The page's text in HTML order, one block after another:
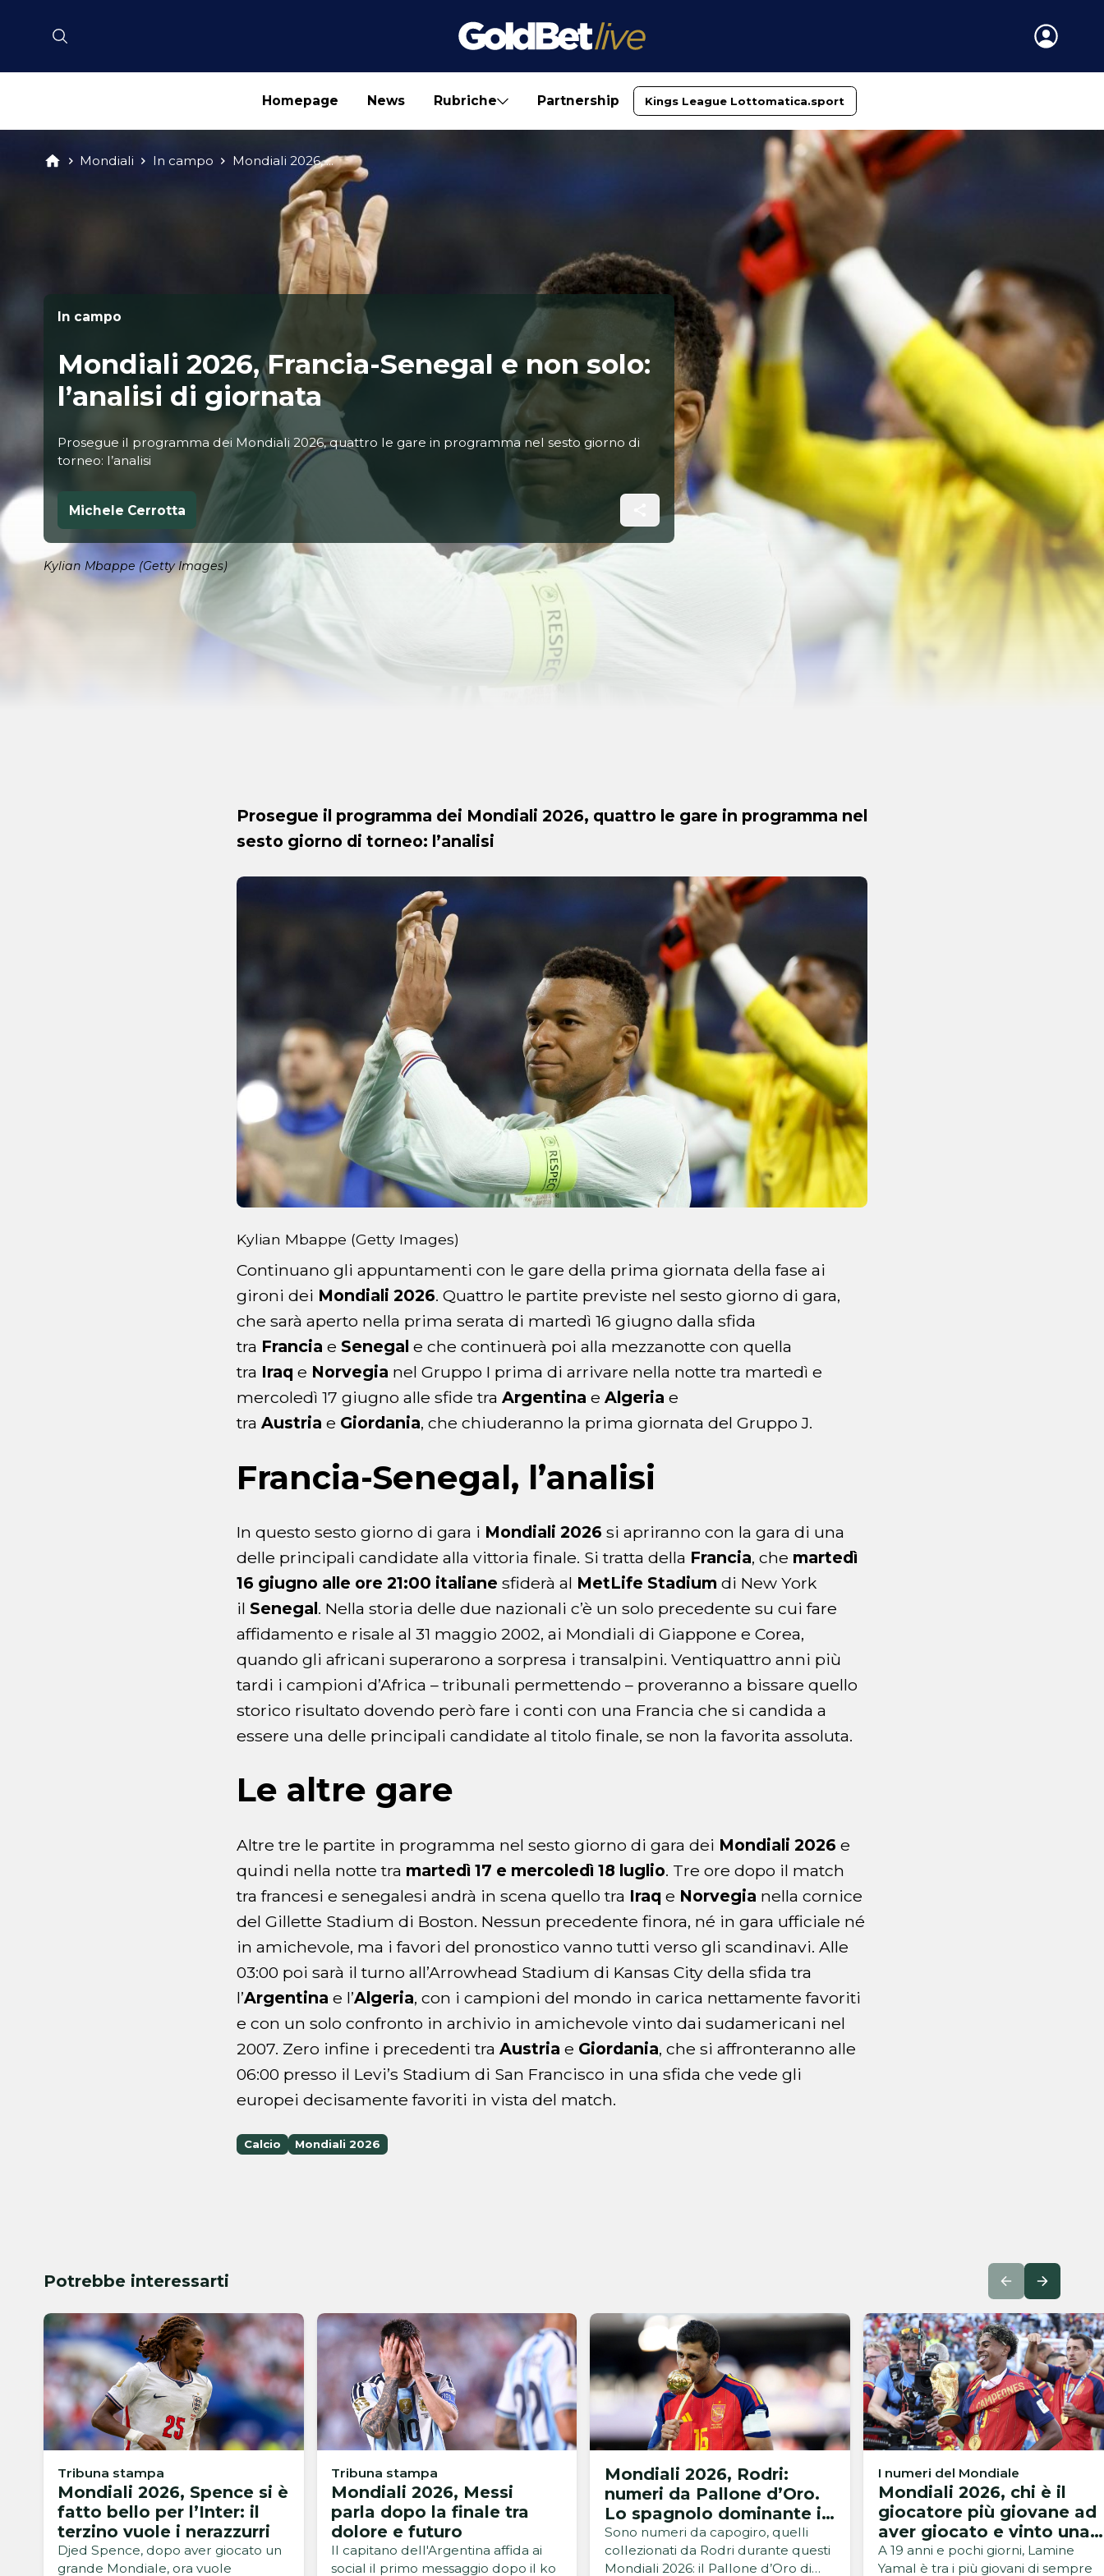
Homepage News Rubriche Partnership Kings League Lottomatica.sport
Mondiali In campo Mondiali 2026, ...
In campo
Mondiali 2026, Francia-Senegal e non solo:
l’analisi di giornata
Prosegue il programma dei Mondiali 2026, quattro le gare in programma nel sesto giorno di
torneo: l’analisi
Michele Cerrotta
Kylian Mbappe (Getty Images)
Prosegue il programma dei Mondiali 2026, quattro le gare in programma nel
sesto giorno di torneo: l’analisi
Kylian Mbappe (Getty Images)
Continuano gli appuntamenti con le gare della prima giornata della fase ai
gironi dei Mondiali 2026. Quattro le partite previste nel sesto giorno di gara,
che sarà aperto nella prima serata di martedì 16 giugno dalla sfida
tra Francia e Senegal e che continuerà poi alla mezzanotte con quella
tra Iraq e Norvegia nel Gruppo I prima di arrivare nella notte tra martedì e
mercoledì 17 giugno alle sfide tra Argentina e Algeria e
tra Austria e Giordania, che chiuderanno la prima giornata del Gruppo J.
Francia-Senegal, l’analisi
In questo sesto giorno di gara i Mondiali 2026 si apriranno con la gara di una
delle principali candidate alla vittoria finale. Si tratta della Francia, che martedì
16 giugno alle ore 21:00 italiane sfiderà al MetLife Stadium di New York
il Senegal. Nella storia delle due nazionali c’è un solo precedente su cui fare
affidamento e risale al 31 maggio 2002, ai Mondiali di Giappone e Corea,
quando gli africani superarono a sorpresa i transalpini. Ventiquattro anni più
tardi i campioni d’Africa – tribunali permettendo – proveranno a bissare quello
storico risultato dovendo però fare i conti con una Francia che si candida a
essere una delle principali candidate al titolo finale, se non la favorita assoluta.
Le altre gare
Altre tre le partite in programma nel sesto giorno di gara dei Mondiali 2026 e
quindi nella notte tra martedì 17 e mercoledì 18 luglio. Tre ore dopo il match
tra francesi e senegalesi andrà in scena quello tra Iraq e Norvegia nella cornice
del Gillette Stadium di Boston. Nessun precedente finora, né in gara ufficiale né
in amichevole, ma i favori del pronostico vanno tutti verso gli scandinavi. Alle
03:00 poi sarà il turno all’Arrowhead Stadium di Kansas City della sfida tra
l’Argentina e l’Algeria, con i campioni del mondo in carica nettamente favoriti
e con un solo confronto in archivio in amichevole vinto dai sudamericani nel
2007. Zero infine i precedenti tra Austria e Giordania, che si affronteranno alle
06:00 presso il Levi’s Stadium di San Francisco in una sfida che vede gli
europei decisamente favoriti in vista del match.
Calcio Mondiali 2026
Potrebbe interessarti
Tribuna stampa
Mondiali 2026, Spence si è
fatto bello per l’Inter: il
terzino vuole i nerazzurri
Djed Spence, dopo aver giocato un
grande Mondiale, ora vuole
Tribuna stampa
Mondiali 2026, Messi
parla dopo la finale tra
dolore e futuro
Il capitano dell'Argentina affida ai
social il primo messaggio dopo il ko
Mondiali 2026, Rodri:
numeri da Pallone d’Oro.
Lo spagnolo dominante in
questa Coppa del Mondo
Sono numeri da capogiro, quelli
collezionati da Rodri durante questi
Mondiali 2026: il Pallone d’Oro di
I numeri del Mondiale
Mondiali 2026, chi è il
giocatore più giovane ad
aver giocato e vinto una
finale della Coppa del
Mondo?
A 19 anni e pochi giorni, Lamine
Yamal è tra i più giovani di sempre